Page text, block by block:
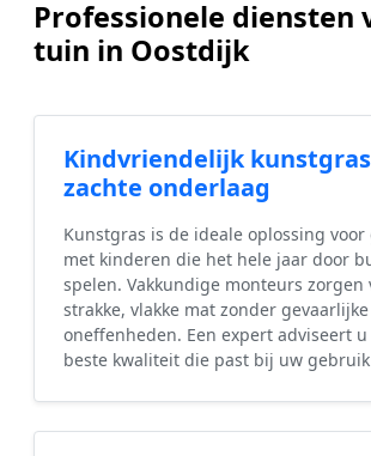
Professionele diensten
tuin in Oostdijk
Kindvriendelijk
zachte onderlaag
Kunstgras is de ideale oplossing voor
met kinderen die het hele jaar door
spelen. Vakkundige monteurs zorgen
strakke, vlakke mat zonder gevaarlijke
oneffenheden. Een expert adviseert
beste kwaliteit die past bij uw